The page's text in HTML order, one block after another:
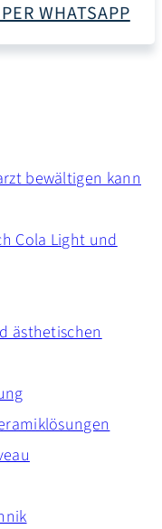
WHATSAPP
bewältigen kann
Cola Light und
ästhetischen